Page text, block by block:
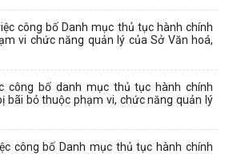
công bố Danh mục thủ tục hành chính
vi chức năng quản lý của Sở Văn hoá,
công bố danh mục thủ tục hành chính
bãi bỏ thuộc phạm vi, chức năng quản lý
công bố Danh mục thủ tục hành chính